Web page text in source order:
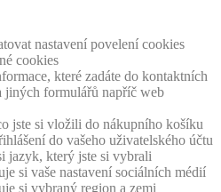
nastavení povelení cookies
cookies
které zadáte do kontaktních
jiných formulářů napříč web
jste si vložili do nákupního košíku
do vašeho uživatelského účtu
jazyk, který jste si vybrali
si vaše nastavení sociálních médií
si vybraný region a zemi